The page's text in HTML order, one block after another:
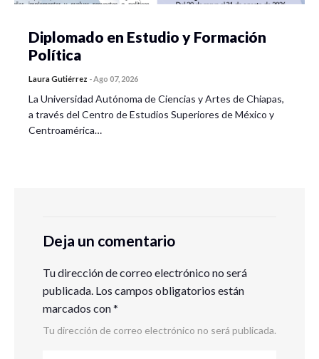
Diplomado en Estudio y Formación
Política
Laura Gutiérrez -Ago 07, 2026
La Universidad Autónoma de Ciencias y Artes de Chiapas,
a través del Centro de Estudios Superiores de México y
Centroamérica…
Deja un comentario
Tu dirección de correo electrónico no será
publicada. Los campos obligatorios están
marcados con*
Tu dirección de correo electrónico no será publicada.